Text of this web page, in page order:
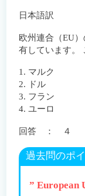
日本語訳
欧州連合（EU
有しています。
1. マルク
2. ドル
3. フラン
4. ユーロ
回答 ： ４
過去問のポ
” European